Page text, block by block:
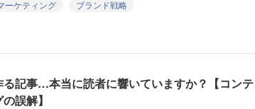
ーケティング
ブランド戦略
記事…本当に読者に響いていますか？【コン
誤解】